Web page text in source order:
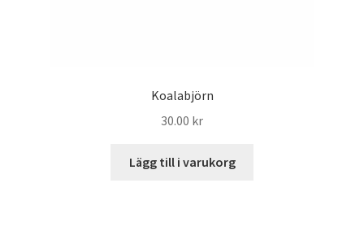
Koalabjörn
30.00 kr
Lägg till i varukorg